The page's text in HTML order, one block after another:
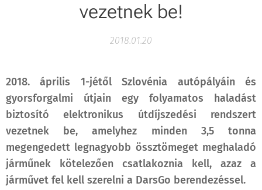
vezetnek be!
2018.01.20
2018. április 1-jétől Szlovénia autópályáin és
gyorsforgalmi útjain egy folyamatos haladást
biztosító elektronikus útdíjszedési rendszert
vezetnek be, amelyhez minden 3,5 tonna
megengedett legnagyobb össztömeget meghaladó
járműnek kötelezően csatlakoznia kell, azaz a
járművet fel kell szerelni a DarsGo berendezéssel.